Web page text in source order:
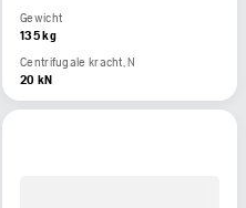
Gewicht
135 kg
Centrifugale kracht, N
20 kN